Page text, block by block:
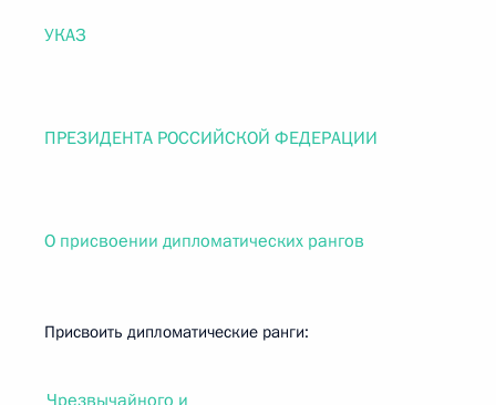
УКАЗ
ПРЕЗИДЕНТА РОССИЙСКОЙ ФЕДЕРАЦИИ
О присвоении дипломатических рангов
Присвоить дипломатические ранги: